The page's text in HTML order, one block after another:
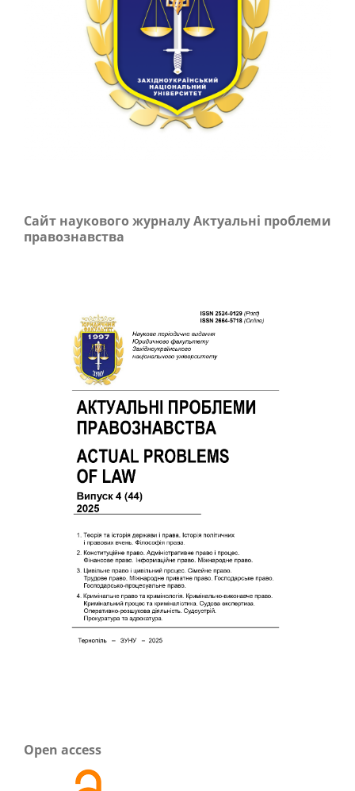
Сайт наукового журналу Актуальні проблеми
правознавства
Open access